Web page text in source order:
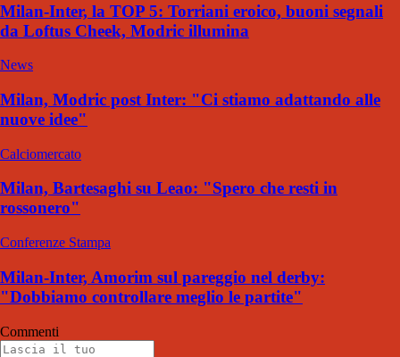
Milan-Inter, la TOP 5: Torriani eroico, buoni segnali
da Loftus Cheek, Modric illumina
News
Milan, Modric post Inter: "Ci stiamo adattando alle
nuove idee"
Calciomercato
Milan, Bartesaghi su Leao: "Spero che resti in
rossonero"
Conferenze Stampa
Milan-Inter, Amorim sul pareggio nel derby:
"Dobbiamo controllare meglio le partite"
Commenti